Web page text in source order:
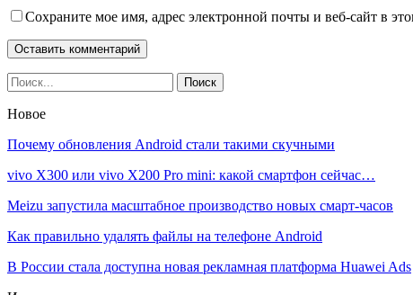
Сохраните мое имя, адрес электронной почты и веб-сайт в
Новое
Почему обновления Android стали такими скучными
vivo X300 или vivo X200 Pro mini: какой смартфон сейчас…
Meizu запустила масштабное производство новых смарт-часов
Как правильно удалять файлы на телефоне Android
В России стала доступна новая рекламная платформа Huawei Ads